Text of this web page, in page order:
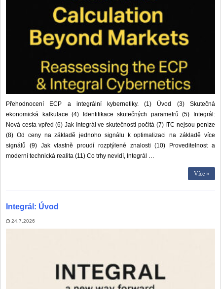
Přehodnocení ECP a integrální kybernetiky. (1) Úvod (3) Skutečná
ekonomická kalkulace (4) Identifikace skutečných parametrů (5) Integrál:
Nová cesta vpřed (6) Jak Integrál ve skutečnosti počítá (7) ITC nejsou peníze
(8) Od ceny na základě jednoho signálu k optimalizaci na základě více
signálů (9) Jak vlastně proudí rozptýlené znalosti (10) Proveditelnost a
moderní technická realita (11) Co trhy nevidí, Integrál …
Více »
Integrál: Úvod
24.7.2026